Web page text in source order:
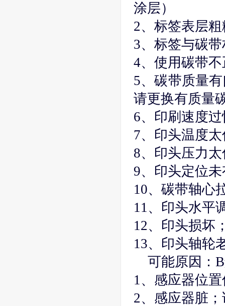
涂层）
2、标签表层
3、标签与碳
4、使用碳带
5、碳带质量
请更换有质量
6、印刷速度
7、印头温度
8、印头压力
9、印头定位
10、碳带轴心
11、印头水平
12、印头损坏
13、印头轴轮
可能原因：
1、感应器位
2、感应器脏